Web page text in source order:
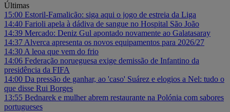
Últimas
15:00 Estoril-Famalicão: siga aqui o jogo de estreia da Liga
14:40 Farioli apela à dádiva de sangue no Hospital São João
14:39 Mercado: Deniz Gul apontado novamente ao Galatasaray
14:37 Alverca apresenta os novos equipamentos para 2026/27
14:30 A leoa que vem do frio
14:06 Federação norueguesa exige demissão de Infantino da
presidência da FIFA
14:00 Da pressão de ganhar, ao 'caso' Suárez e elogios a Nel: tudo o
que disse Rui Borges
13:55 Bednarek e mulher abrem restaurante na Polónia com sabores
portugueses